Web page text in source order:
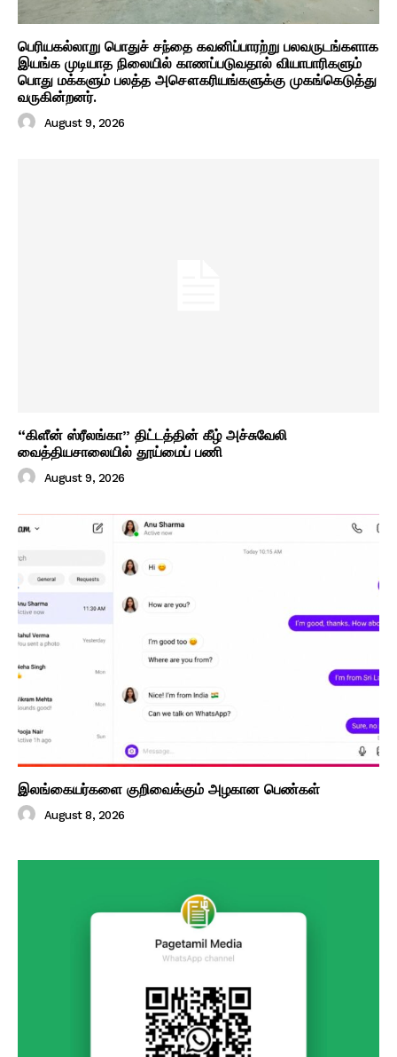
பெரியகல்லாறு பொதுச் சந்தை கவனிப்பாரற்று பலவருடங்களாக
இயங்க முடியாத நிலையில் காணப்படுவதால் வியாபாரிகளும்
பொது மக்களும் பலத்த அசௌகரியங்களுக்கு முகங்கெடுத்து
வருகின்றனர்.
August 9, 2026
“கிளீன் ஸ்ரீலங்கா” திட்டத்தின் கீழ் அச்சுவேலி
வைத்தியசாலையில் தூய்மைப் பணி
August 9, 2026
இலங்கையர்களை குறிவைக்கும் அழகான பெண்கள்
August 8, 2026